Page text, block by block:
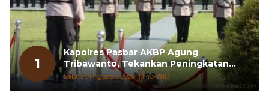
1
Kapolres Pasbar AKBP Agung
Tribawanto, Tekankan Peningkatan
Pelayanan dan Sinergi dengan
Masyarakat
Sabtu, 01 Agustus 2026, 19:43 WIB